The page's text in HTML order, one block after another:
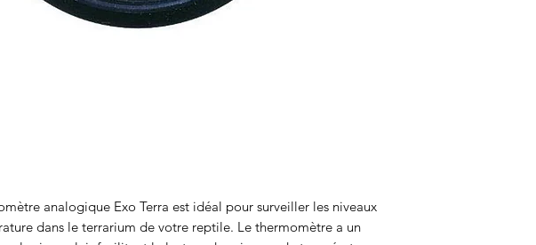
analogique Exo Terra est idéal pour surveiller les niveaux
dans le terrarium de votre reptile. Le thermomètre a un